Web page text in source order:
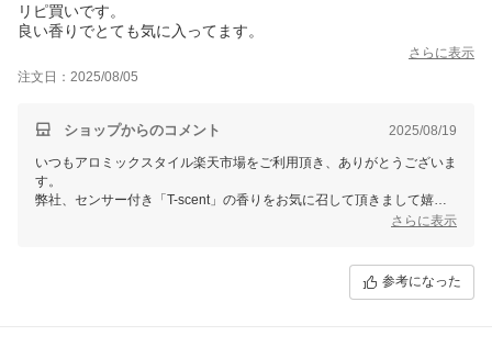
リピ買いです。
良い香りでとても気に入ってます。
さらに表示
注文日：2025/08/05
ショップからのコメント 2025/08/19
いつもアロミックスタイル楽天市場をご利用頂き、ありがとうございま
す。
弊社、センサー付き「T-scent」の香りをお気に召して頂きまして嬉し
さらに表示
参考になった